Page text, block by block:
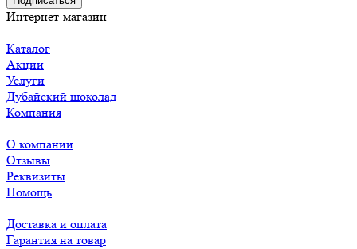
Интернет-магазин
Каталог
Акции
Услуги
Дубайский шоколад
Компания
О компании
Отзывы
Реквизиты
Помощь
Доставка и оплата
Гарантия на товар